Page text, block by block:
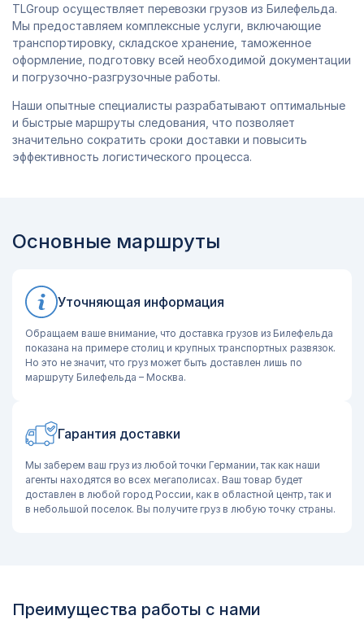
TLGroup осуществляет перевозки грузов из Билефельда.
Мы предоставляем комплексные услуги, включающие
транспортировку, складское хранение, таможенное
оформление, подготовку всей необходимой документации
и погрузочно-разгрузочные работы.
Наши опытные специалисты разрабатывают оптимальные
и быстрые маршруты следования, что позволяет
значительно сократить сроки доставки и повысить
эффективность логистического процесса.
Основные маршруты
Уточняющая информация
Обращаем ваше внимание, что доставка грузов из Билефельда
показана на примере столиц и крупных транспортных развязок.
Но это не значит, что груз может быть доставлен лишь по
маршруту Билефельда – Москва.
Гарантия доставки
Мы заберем ваш груз из любой точки Германии, так как наши
агенты находятся во всех мегаполисах. Ваш товар будет
доставлен в любой город России, как в областной центр, так и
в небольшой поселок. Вы получите груз в любую точку страны.
Преимущества работы с нами